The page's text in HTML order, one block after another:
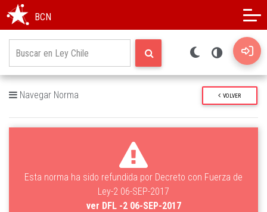
BCN
Navegar Norma VOLVER
Esta norma ha sido refundida por Decreto con Fuerza de
Ley-2 06-SEP-2017
ver DFL -2 06-SEP-2017